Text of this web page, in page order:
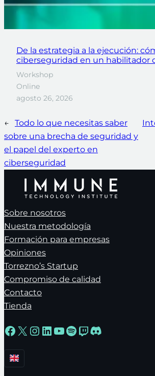
De la estrategia a la ejecución:
ciberseguridad en un habilitador
Workshop
Online
agosto 26, 2026
←
Todo lo que necesitas saber
sobre una brecha de seguridad y
el papel del experto en
ciberseguridad
Sobre nosotros
Nuestra metodología
Formación para empresas
Opiniones
Torrezno’s Startup
Compromiso de calidad
Contacto
Tienda
Facebook
X Instagram
LinkedIn
YouTube
Spotify
Twitch
Discord